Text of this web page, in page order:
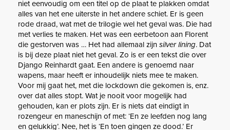
niet eenvoudig om een titel op de plaat te plakken omdat
alles van het ene uiterste in het andere schiet. Er is geen
rode draad, wat met de trilogie wel het geval was. Die had
met verlies te maken. Het was een eerbetoon aan Florent
die gestorven was … Het had allemaal zijn silver lining. Dat
is bij deze plaat niet het geval. Zo is er een tekst die over
Django Reinhardt gaat. Een andere is genoemd naar
wapens, maar heeft er inhoudelijk niets mee te maken.
Voor mij gaat het, met die lockdown die gekomen is, enz.
over dat alles stopt. Wat je nooit voor mogelijk had
gehouden, kan er plots zijn. Er is niets dat eindigt in
rozengeur en maneschijn of met: ‘En ze leefden nog lang
en gelukkig’. Nee, het is ‘En toen gingen ze dood.’ Er